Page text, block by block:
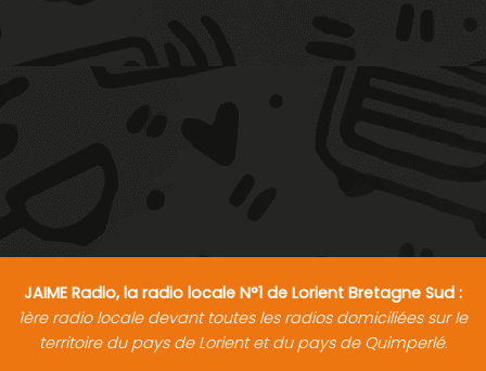
JAIME Radio, la radio locale N°1 de Lorient Bretagne Sud :
1ère radio locale devant toutes les radios domiciliées sur le
territoire du pays de Lorient et du pays de Quimperlé.